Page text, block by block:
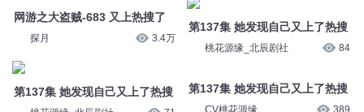
网游之大盗贼-683 又上热搜了
探月 3.4万
第137集 她发现自己又上了热搜
第137集 她发现自己又上了热搜
桃花源缘_北辰剧社 84
第137集 她发现自己又上了热搜
CV桃花源缘 389